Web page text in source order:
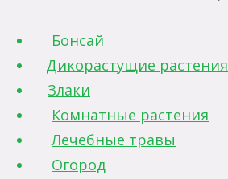
Бонсай
Дикорастущие растения
Злаки
Комнатные растения
Лечебные травы
Огород